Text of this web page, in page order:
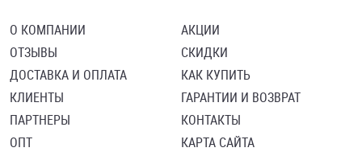
О КОМПАНИИ
ОТЗЫВЫ
ДОСТАВКА И ОПЛАТА
КЛИЕНТЫ
ПАРТНЕРЫ
ОПТ
АКЦИИ
СКИДКИ
КАК КУПИТЬ
ГАРАНТИИ И ВОЗВРАТ
КОНТАКТЫ
КАРТА САЙТА